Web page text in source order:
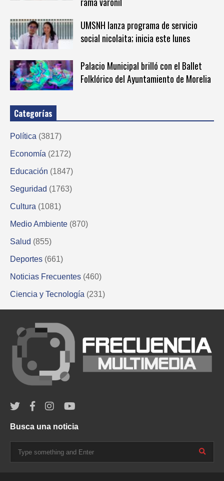
UMSNH lanza programa de servicio
social nicolaita; inicia este lunes
Palacio Municipal brilló con el Ballet
Folklórico del Ayuntamiento de Morelia
Categorías
Política (3817)
Economía (2172)
Educación (1847)
Seguridad (1763)
Cultura (1081)
Medio Ambiente (870)
Salud (855)
Deportes (661)
Noticias Frecuentes (460)
Ciencia y Tecnología (231)
Busca una noticia